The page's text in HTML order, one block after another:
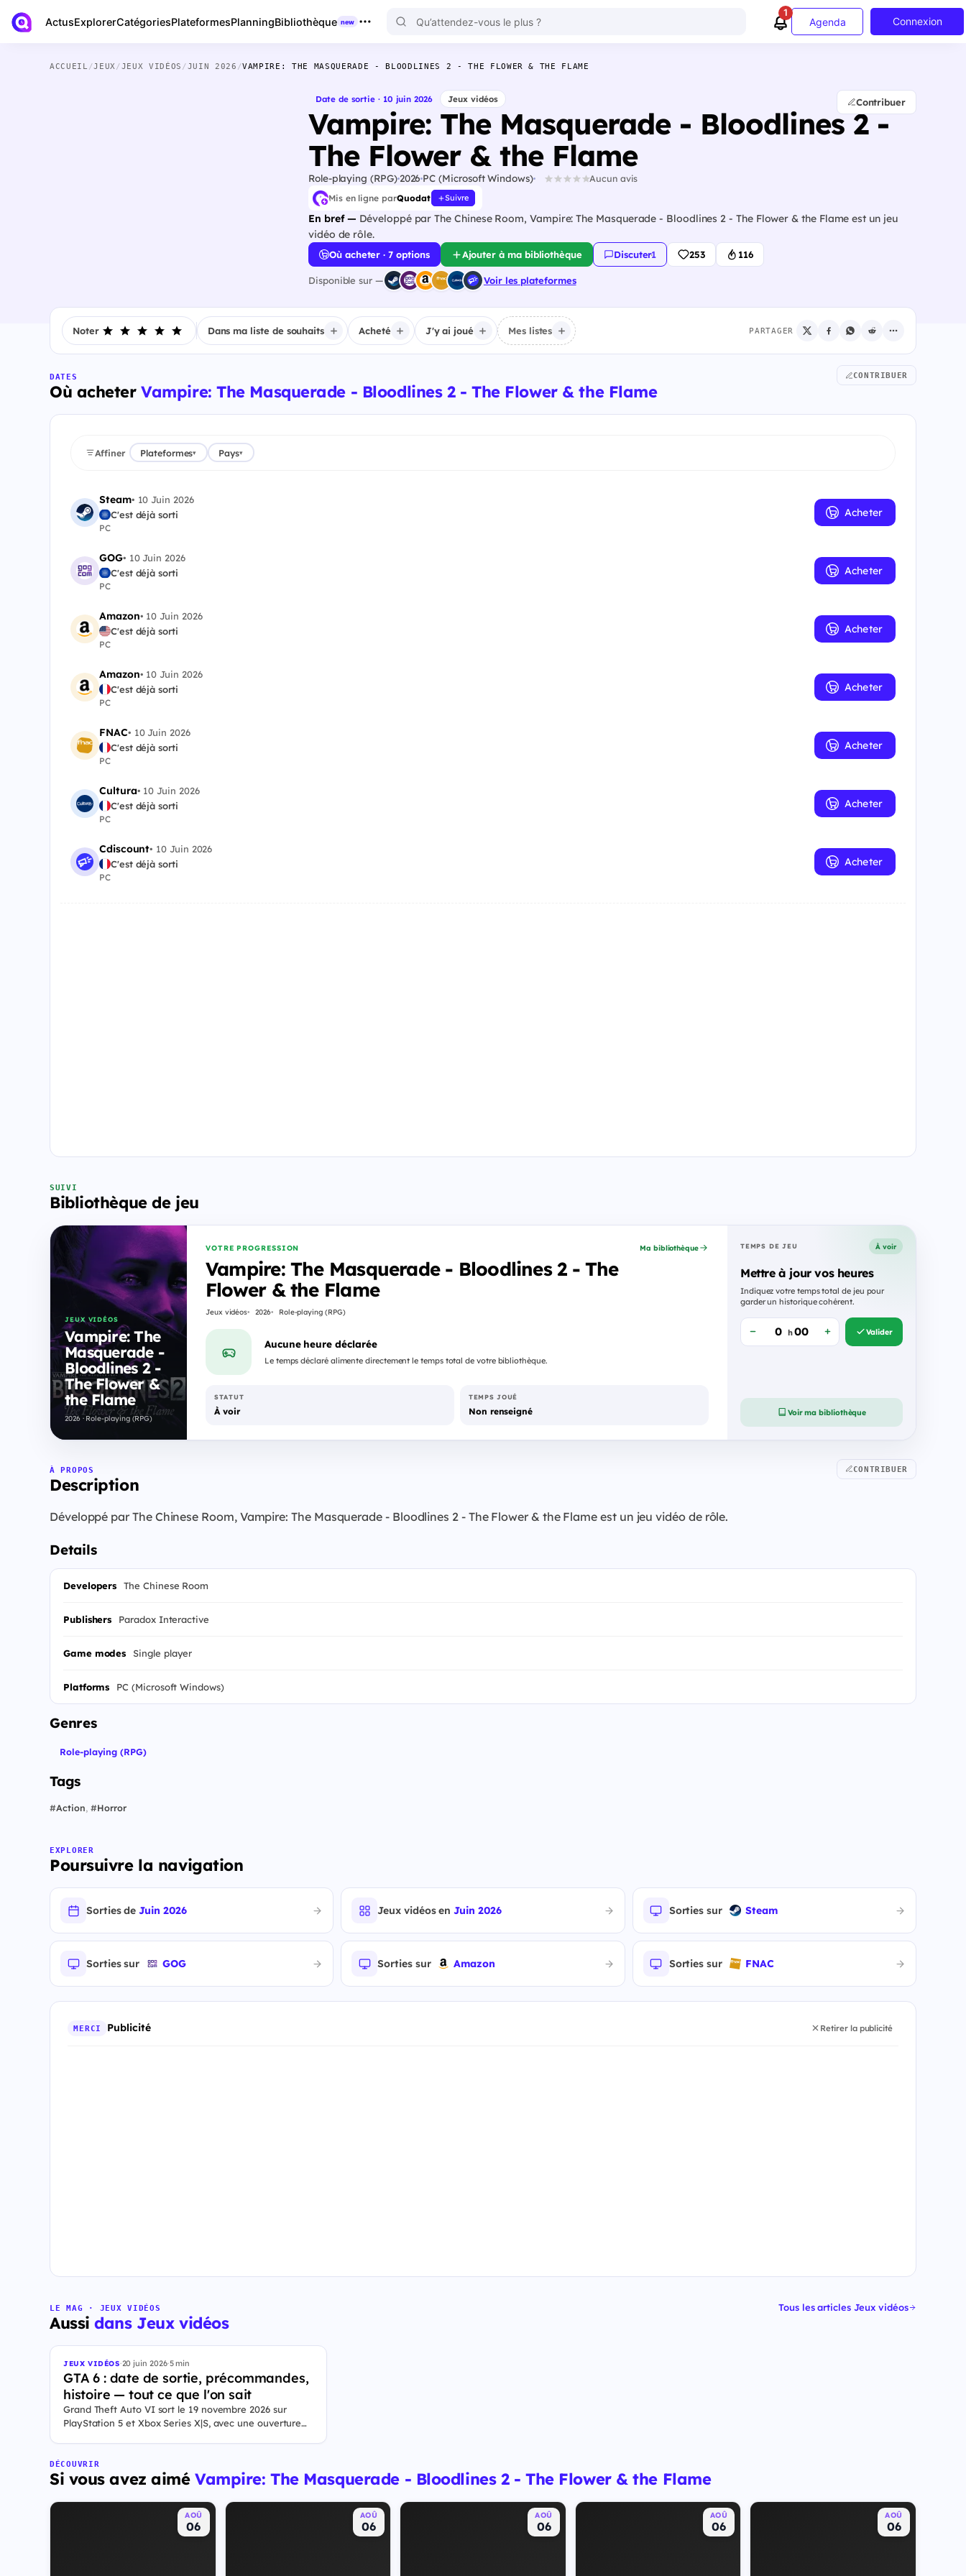
ActusExplorerCatégoriesPlateformesPlanningBibliothèque new
1
Agenda Connexion
ACCUEIL /JEUX/JEUX VIDÉOS /JUIN 2026 /VAMPIRE: THE MASQUERADE - BLOODLINES 2 - THE FLOWER & THE FLAME
Date de sortie · 10 juin 2026 Jeux vidéos
Vampire: The Masquerade - Bloodlines 2 -
The Flower & the Flame
Role-playing (RPG)2026 PC (Microsoft Windows) Aucun avis
Mis en ligne parQuodat Suivre
En bref — Développé par The Chinese Room, Vampire: The Masquerade - Bloodlines 2 - The Flower & the Flame est un jeu
vidéo de rôle.
Contribuer
Où acheter · 7 options Ajouter à ma bibliothèque Discuter·1 253 116
Disponible sur — Voir les plateformes
Noter Dans ma liste de souhaits Acheté J'y ai joué Mes listes PARTAGER
DATES
Où acheterVampire: The Masquerade - Bloodlines 2 - The Flower & the Flame
CONTRIBUER
Affiner Plateformes▾ Pays▾
Steam• 10 Juin 2026
C'est déjà sorti
PC
Acheter
GOG• 10 Juin 2026
C'est déjà sorti
PC
Acheter
Amazon• 10 Juin 2026
C'est déjà sorti
PC
Acheter
Amazon• 10 Juin 2026
C'est déjà sorti
PC
Acheter
FNAC• 10 Juin 2026
C'est déjà sorti
PC
Acheter
Cultura• 10 Juin 2026
C'est déjà sorti
PC
Acheter
Cdiscount• 10 Juin 2026
C'est déjà sorti
PC
Acheter
SUIVI
Bibliothèque de jeu
JEUX VIDÉOS
Vampire: The
Masquerade -
Bloodlines 2 -
The Flower &
the Flame
2026 · Role-playing (RPG)
VOTRE PROGRESSION
Vampire: The Masquerade - Bloodlines 2 - The
Flower & the Flame
Jeux vidéos 2026 Role-playing (RPG)
Ma bibliothèque
Aucune heure déclarée
Le temps déclaré alimente directement le temps total de votre bibliothèque.
STATUT
À voir
TEMPS JOUÉ
Non renseigné
TEMPS DE JEU À voir
Mettre à jour vos heures
Indiquez votre temps total de jeu pour
garder un historique cohérent.
h Valider
Voir ma bibliothèque
À PROPOS
Description
CONTRIBUER
Développé par The Chinese Room, Vampire: The Masquerade - Bloodlines 2 - The Flower & the Flame est un jeu vidéo de rôle.
Details
Developers The Chinese Room
Publishers Paradox Interactive
Game modes Single player
Platforms PC (Microsoft Windows)
Genres
Role-playing (RPG)
Tags
#Action, #Horror
EXPLORER
Poursuivre la navigation
Sorties deJuin 2026 Jeux vidéos enJuin 2026 Sorties sur Steam
Sorties sur GOG Sorties sur Amazon Sorties sur FNAC
MERCI Publicité Retirer la publicité
LE MAG · JEUX VIDÉOS
Aussidans Jeux vidéos
Tous les articles Jeux vidéos
JEUX VIDÉOS·20 juin 2026·5 min
GTA 6 : date de sortie, précommandes,
histoire — tout ce que l'on sait
Grand Theft Auto VI sort le 19 novembre 2026 sur
PlayStation 5 et Xbox Series X|S, avec une ouverture
City. Il met en scène pour la première fois un duo de
protagonistes jouables, Jason et Lucia, cette dernière
étant la première héroïne jouable d'un GTA principal.
DÉCOUVRIR
Si vous avez aiméVampire: The Masquerade - Bloodlines 2 - The Flower & the Flame
AOÛ
06
AOÛ
06
AOÛ
06
AOÛ
06
AOÛ
06